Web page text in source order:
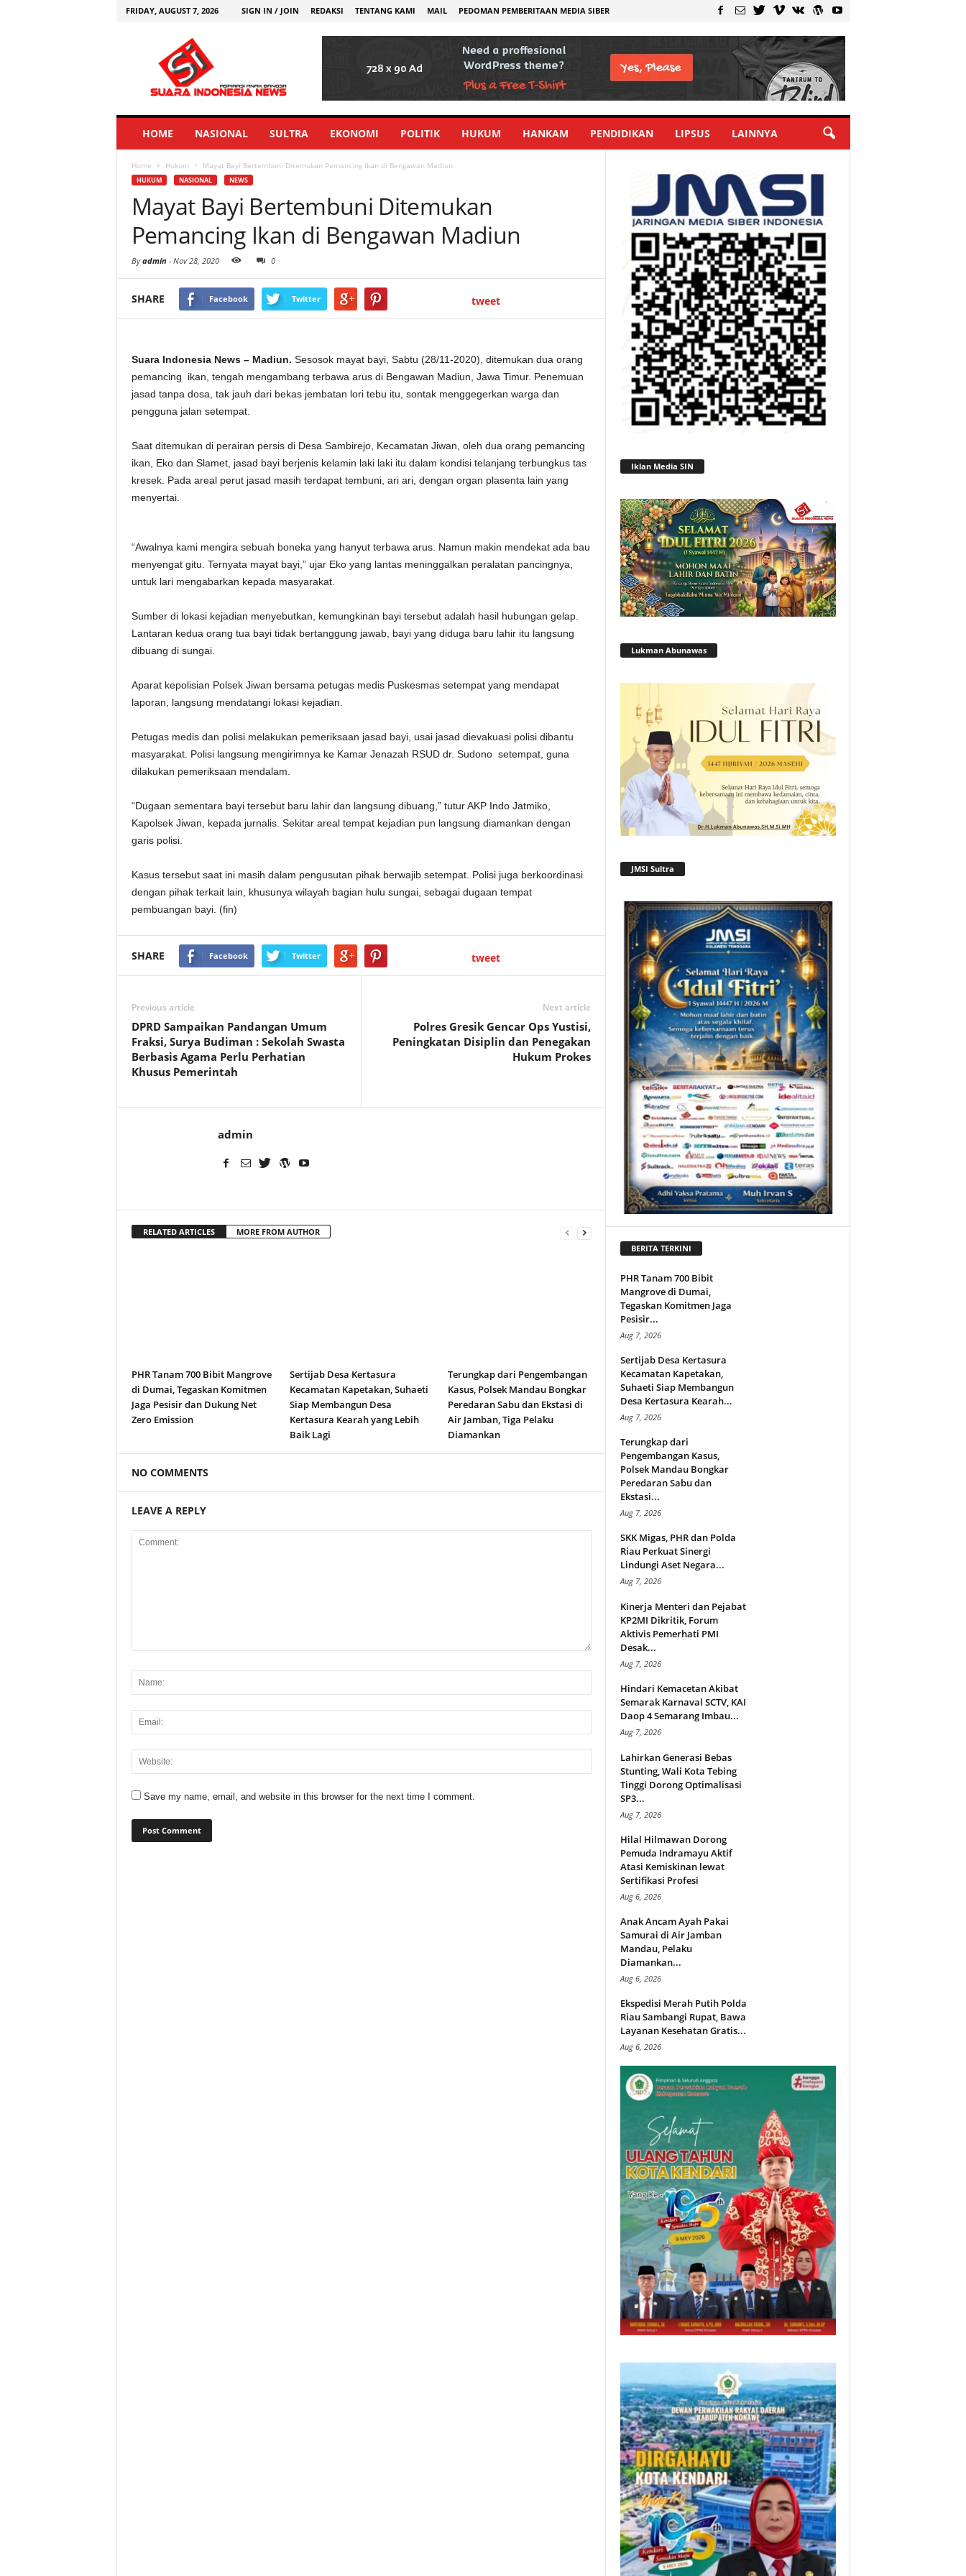
FRIDAY, AUGUST 7, 2026 SIGN IN / JOIN REDAKSI TENTANG KAMI MAIL PEDOMAN PEMBERITAAN MEDIA SIBER
HOME NASIONAL SULTRA EKONOMI POLITIK HUKUM HANKAM PENDIDIKAN LIPSUS LAINNYA
Home Hukum Mayat Bayi Bertembuni Ditemukan Pemancing Ikan di Bengawan Madiun
HUKUM NASIONAL NEWS
Mayat Bayi Bertembuni Ditemukan
Pemancing Ikan di Bengawan Madiun
Byadmin - Nov 28, 2020 0
SHARE Facebook Twitter tweet
Suara Indonesia News – Madiun. Sesosok mayat bayi, Sabtu (28/11-2020), ditemukan dua orang
pemancing ikan, tengah mengambang terbawa arus di Bengawan Madiun, Jawa Timur. Penemuan
jasad tanpa dosa, tak jauh dari bekas jembatan lori tebu itu, sontak menggegerkan warga dan
pengguna jalan setempat.
Saat ditemukan di perairan persis di Desa Sambirejo, Kecamatan Jiwan, oleh dua orang pemancing
ikan, Eko dan Slamet, jasad bayi berjenis kelamin laki laki itu dalam kondisi telanjang terbungkus tas
kresek. Pada areal perut jasad masih terdapat tembuni, ari ari, dengan organ plasenta lain yang
menyertai.
“Awalnya kami mengira sebuah boneka yang hanyut terbawa arus. Namun makin mendekat ada bau
menyengat gitu. Ternyata mayat bayi,” ujar Eko yang lantas meninggalkan peralatan pancingnya,
untuk lari mengabarkan kepada masyarakat.
Sumber di lokasi kejadian menyebutkan, kemungkinan bayi tersebut adalah hasil hubungan gelap.
Lantaran kedua orang tua bayi tidak bertanggung jawab, bayi yang diduga baru lahir itu langsung
dibuang di sungai.
Aparat kepolisian Polsek Jiwan bersama petugas medis Puskesmas setempat yang mendapat
laporan, langsung mendatangi lokasi kejadian.
Petugas medis dan polisi melakukan pemeriksaan jasad bayi, usai jasad dievakuasi polisi dibantu
masyarakat. Polisi langsung mengirimnya ke Kamar Jenazah RSUD dr. Sudono setempat, guna
dilakukan pemeriksaan mendalam.
“Dugaan sementara bayi tersebut baru lahir dan langsung dibuang,” tutur AKP Indo Jatmiko,
Kapolsek Jiwan, kepada jurnalis. Sekitar areal tempat kejadian pun langsung diamankan dengan
garis polisi.
Kasus tersebut saat ini masih dalam pengusutan pihak berwajib setempat. Polisi juga berkoordinasi
dengan pihak terkait lain, khusunya wilayah bagian hulu sungai, sebagai dugaan tempat
pembuangan bayi. (fin)
SHARE Facebook Twitter tweet
Previous article
DPRD Sampaikan Pandangan Umum
Fraksi, Surya Budiman : Sekolah Swasta
Berbasis Agama Perlu Perhatian
Khusus Pemerintah
Next article
Polres Gresik Gencar Ops Yustisi,
Peningkatan Disiplin dan Penegakan
Hukum Prokes
admin
RELATED ARTICLES MORE FROM AUTHOR
PHR Tanam 700 Bibit Mangrove
di Dumai, Tegaskan Komitmen
Jaga Pesisir dan Dukung Net
Zero Emission
Sertijab Desa Kertasura
Kecamatan Kapetakan, Suhaeti
Siap Membangun Desa
Kertasura Kearah yang Lebih
Baik Lagi
Terungkap dari Pengembangan
Kasus, Polsek Mandau Bongkar
Peredaran Sabu dan Ekstasi di
Air Jamban, Tiga Pelaku
Diamankan
NO COMMENTS
LEAVE A REPLY
Save my name, email, and website in this browser for the next time I comment.
Iklan Media SIN
Lukman Abunawas
JMSI Sultra
BERITA TERKINI
PHR Tanam 700 Bibit
Mangrove di Dumai,
Tegaskan Komitmen Jaga
Pesisir...
Aug 7, 2026
Sertijab Desa Kertasura
Kecamatan Kapetakan,
Suhaeti Siap Membangun
Desa Kertasura Kearah...
Aug 7, 2026
Terungkap dari
Pengembangan Kasus,
Polsek Mandau Bongkar
Peredaran Sabu dan
Ekstasi...
Aug 7, 2026
SKK Migas, PHR dan Polda
Riau Perkuat Sinergi
Lindungi Aset Negara...
Aug 7, 2026
Kinerja Menteri dan Pejabat
KP2MI Dikritik, Forum
Aktivis Pemerhati PMI
Desak...
Aug 7, 2026
Hindari Kemacetan Akibat
Semarak Karnaval SCTV, KAI
Daop 4 Semarang Imbau...
Aug 7, 2026
Lahirkan Generasi Bebas
Stunting, Wali Kota Tebing
Tinggi Dorong Optimalisasi
SP3...
Aug 7, 2026
Hilal Hilmawan Dorong
Pemuda Indramayu Aktif
Atasi Kemiskinan lewat
Sertifikasi Profesi
Aug 6, 2026
Anak Ancam Ayah Pakai
Samurai di Air Jamban
Mandau, Pelaku
Diamankan...
Aug 6, 2026
Ekspedisi Merah Putih Polda
Riau Sambangi Rupat, Bawa
Layanan Kesehatan Gratis...
Aug 6, 2026